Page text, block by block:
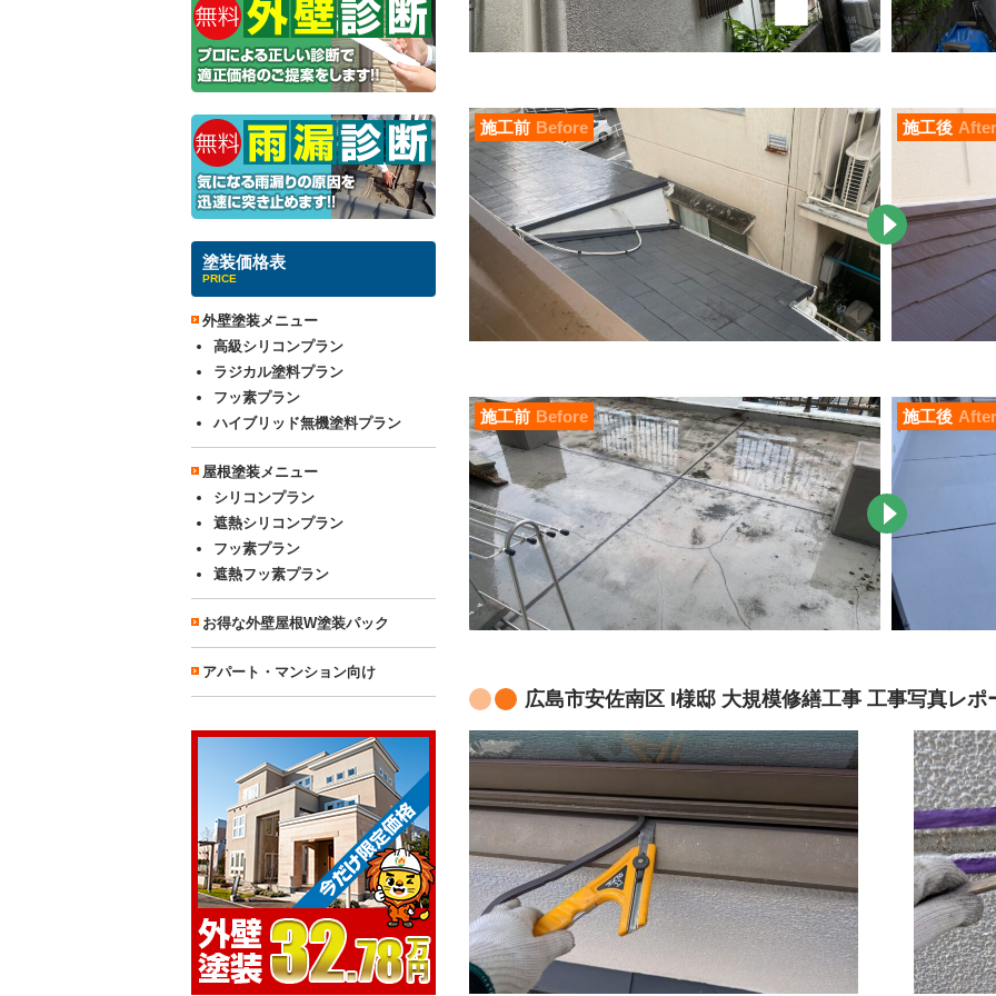
施工前 Before 施工後 After
施工前 Before 施工後 After
広島市安佐南区 I様邸 大規模修繕工事 工事写真レポ
塗装価格表
PRICE
外壁塗装メニュー
高級シリコンプラン
ラジカル塗料プラン
フッ素プラン
ハイブリッド無機塗料プラン
屋根塗装メニュー
シリコンプラン
遮熱シリコンプラン
フッ素プラン
遮熱フッ素プラン
お得な外壁屋根W塗装パック
アパート・マンション向け